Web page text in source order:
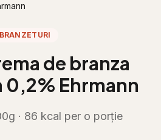
BRANZETURI
de branza
0,2% Ehrmann
· 86 kcal per o porție